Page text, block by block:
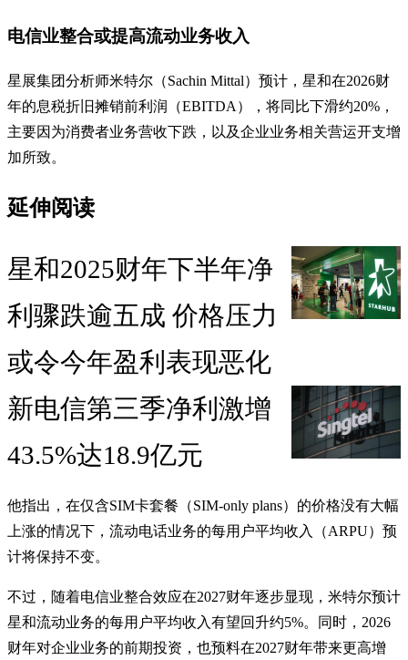
电信业整合或提高流动业务收入
星展集团分析师米特尔（Sachin Mittal）预计，星和在2026财
年的息税折旧摊销前利润（EBITDA），将同比下滑约20%，
主要因为消费者业务营收下跌，以及企业业务相关营运开支增
加所致。
延伸阅读
星和2025财年下半年净
利骤跌逾五成 价格压力
或令今年盈利表现恶化
新电信第三季净利激增
43.5%达18.9亿元
他指出，在仅含SIM卡套餐（SIM-only plans）的价格没有大幅
上涨的情况下，流动电话业务的每用户平均收入（ARPU）预
计将保持不变。
不过，随着电信业整合效应在2027财年逐步显现，米特尔预计
星和流动业务的每用户平均收入有望回升约5%。同时，2026
财年对企业业务的前期投资，也预料在2027财年带来更高增